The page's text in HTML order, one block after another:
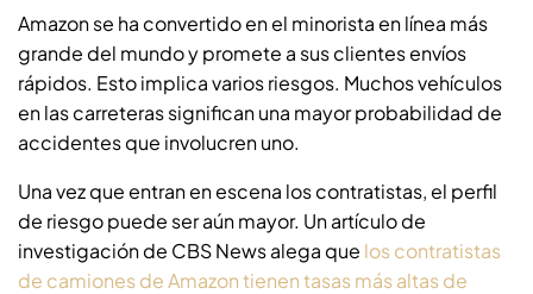
Amazon se ha convertido en el minorista en línea más
grande del mundo y promete a sus clientes envíos
rápidos. Esto implica varios riesgos. Muchos vehículos
en las carreteras significan una mayor probabilidad de
accidentes que involucren uno.
Una vez que entran en escena los contratistas, el perfil
de riesgo puede ser aún mayor. Un artículo de
investigación de CBS News alega que los contratistas
de camiones de Amazon tienen tasas más altas de